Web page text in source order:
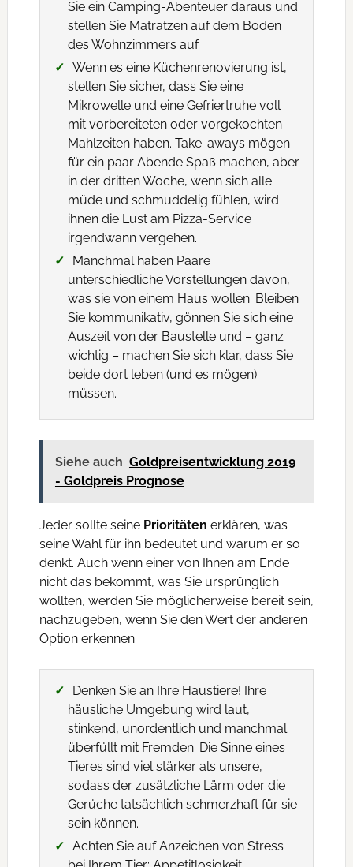
Sie ein Camping-Abenteuer daraus und
stellen Sie Matratzen auf dem Boden
des Wohnzimmers auf.
Wenn es eine Küchenrenovierung ist,
stellen Sie sicher, dass Sie eine
Mikrowelle und eine Gefriertruhe voll
mit vorbereiteten oder vorgekochten
Mahlzeiten haben. Take-aways mögen
für ein paar Abende Spaß machen, aber
in der dritten Woche, wenn sich alle
müde und schmuddelig fühlen, wird
ihnen die Lust am Pizza-Service
irgendwann vergehen.
Manchmal haben Paare
unterschiedliche Vorstellungen davon,
was sie von einem Haus wollen. Bleiben
Sie kommunikativ, gönnen Sie sich eine
Auszeit von der Baustelle und – ganz
wichtig – machen Sie sich klar, dass Sie
beide dort leben (und es mögen)
müssen.
Siehe auch Goldpreisentwicklung 2019
- Goldpreis Prognose
Jeder sollte seine Prioritäten erklären, was
seine Wahl für ihn bedeutet und warum er so
denkt. Auch wenn einer von Ihnen am Ende
nicht das bekommt, was Sie ursprünglich
wollten, werden Sie möglicherweise bereit sein,
nachzugeben, wenn Sie den Wert der anderen
Option erkennen.
Denken Sie an Ihre Haustiere! Ihre
häusliche Umgebung wird laut,
stinkend, unordentlich und manchmal
überfüllt mit Fremden. Die Sinne eines
Tieres sind viel stärker als unsere,
sodass der zusätzliche Lärm oder die
Gerüche tatsächlich schmerzhaft für sie
sein können.
Achten Sie auf Anzeichen von Stress